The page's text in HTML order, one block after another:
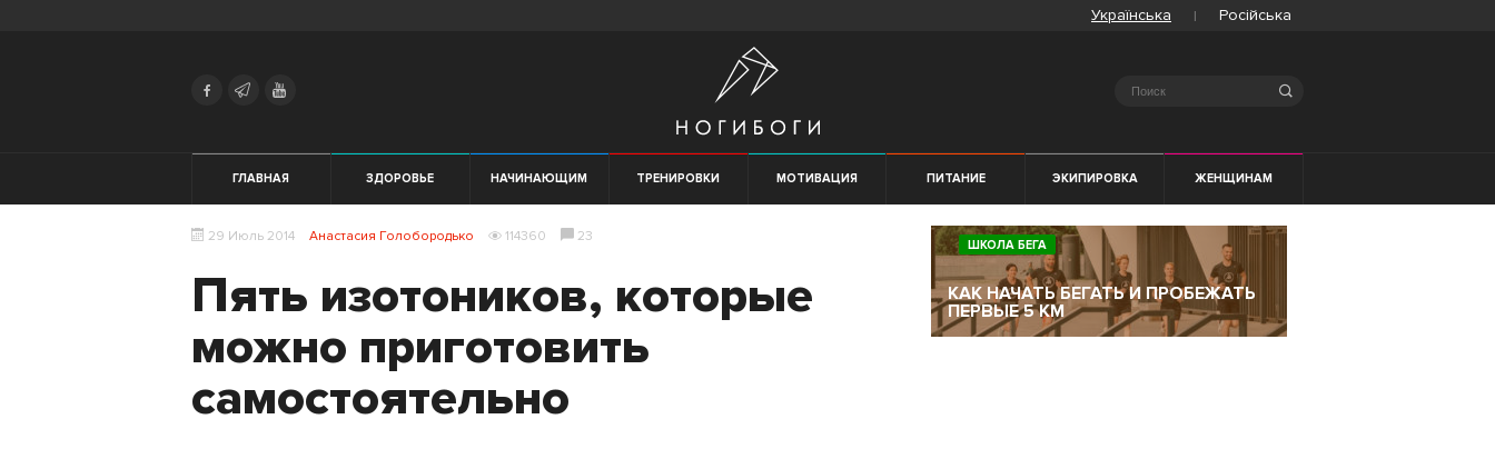
Українська Російська
Search
ГЛАВНАЯ ЗДОРОВЬЕ НАЧИНАЮЩИМ ТРЕНИРОВКИ МОТИВАЦИЯ ПИТАНИЕ ЭКИПИРОВКА ЖЕНЩИНАМ
29 Июль 2014 Анастасия Голобородько 114360 23
Пять изотоников, которые
можно приготовить
самостоятельно
ШКОЛА БЕГА
КАК НАЧАТЬ БЕГАТЬ И ПРОБЕЖАТЬ
ПЕРВЫЕ 5 КМ